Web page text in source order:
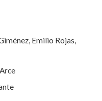
Emilio Rojas,